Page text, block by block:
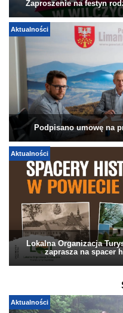
Zaproszenie na festyn
Aktualności
Podpisano umowę na
Aktualności
Lokalna Organizacja
zaprasza na spacer
Aktualności